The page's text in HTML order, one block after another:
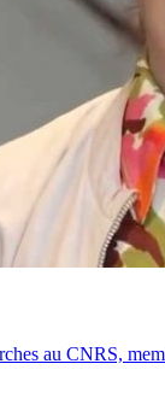
au CNRS,